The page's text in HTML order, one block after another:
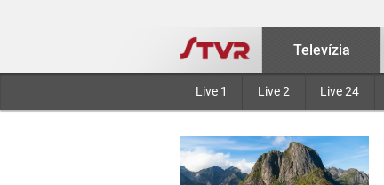
Televízia
Live 1 Live 2 Live 24